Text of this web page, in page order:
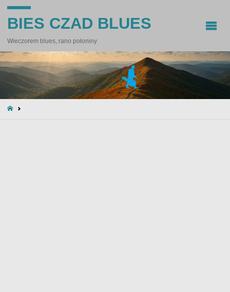
BIES CZAD BLUES
Wieczorem blues, rano połoniny
STRONA